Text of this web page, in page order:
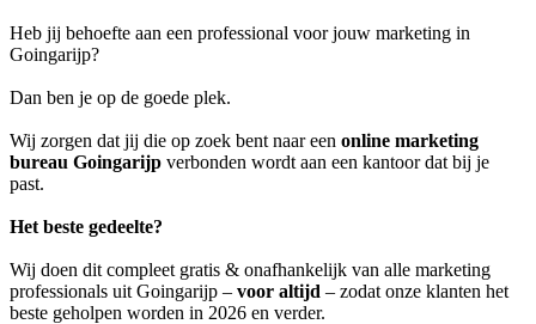
Heb jij behoefte aan een professional voor jouw marketing in
Goingarijp?
Dan ben je op de goede plek.
Wij zorgen dat jij die op zoek bent naar een online marketing
bureau Goingarijp verbonden wordt aan een kantoor dat bij je
past.
Het beste gedeelte?
Wij doen dit compleet gratis & onafhankelijk van alle marketing
professionals uit Goingarijp – voor altijd – zodat onze klanten het
beste geholpen worden in 2026 en verder.